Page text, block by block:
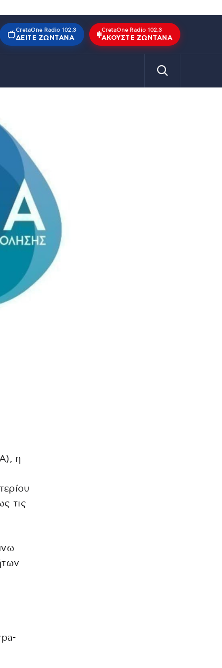
CretaOne Radio 102,3
ΔΕΊΤΕ ΖΩΝΤΑΝΆ
CretaOne Radio 102,3
ΑΚΟΎΣΤΕ ΖΩΝΤΑΝΆ
η
τις